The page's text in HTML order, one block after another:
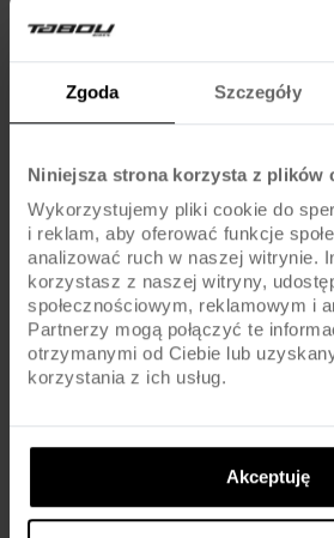
Zgoda Szczegóły
Niniejsza strona korzysta z plików
Wykorzystujemy pliki cookie do
i reklam, aby oferować funkcje
analizować ruch w naszej witrynie.
korzystasz z naszej witryny,
społecznościowym, reklamowym i
Partnerzy mogą połączyć te
otrzymanymi od Ciebie lub
korzystania z ich usług.
Akceptuję
sprawdzić średnicę sztycy i zakres
producenta.
Czy można zamontować
wystarczy postępować zgodnie z
Czy bagażnik na sztycę nadaje
sakw?
Nie każdy model jest do tego
sprawdzić, czy producent dopuszcza
Czy bagażnik na sztycę nie